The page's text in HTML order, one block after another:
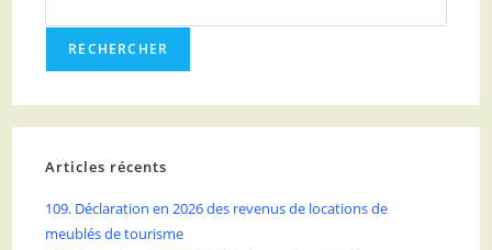
RECHERCHER
Articles récents
109. Déclaration en 2026 des revenus de locations de
meublés de tourisme